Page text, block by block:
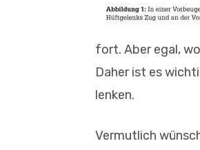
fort. Aber egal,
Daher ist es
lenken.
Vermutlich